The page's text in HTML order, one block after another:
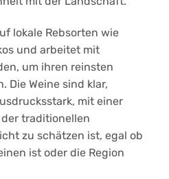
lokale Rebsorten wie
und arbeitet mit
um ihren reinsten
Die Weine sind klar,
mit einer
traditionellen
zu schätzen ist, egal ob
ist oder die Region